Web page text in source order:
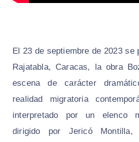
El 23 de septiembre de 2023 se
Rajatabla, Caracas, la obra
escena de carácter
realidad migratoria
interpretado por un elenco
dirigido por Jericó Montilla,